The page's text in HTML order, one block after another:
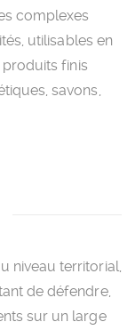
complexes
utilisables en
finis
savons,
niveau territorial,
de défendre,
sur un large